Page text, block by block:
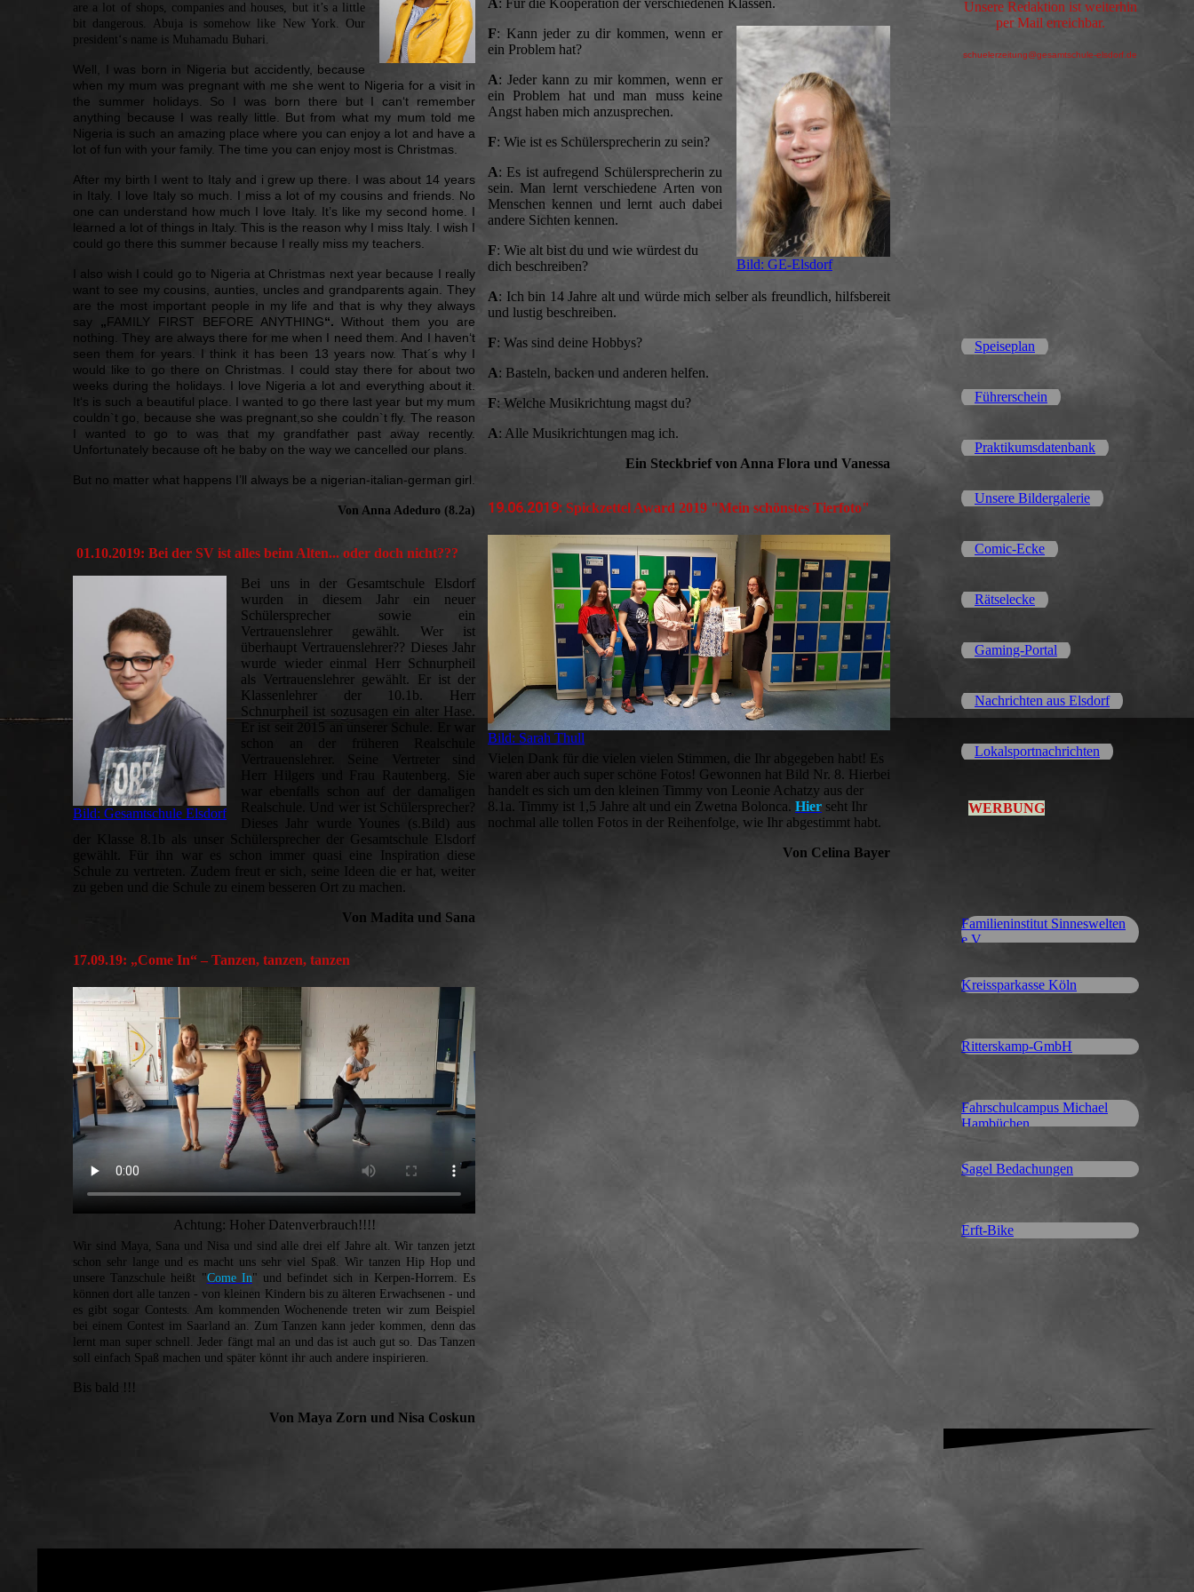
are a lot of shops, companies and houses, but it’s a little
bit dangerous. Abuja is somehow like New York. Our
president‘s name is Muhamadu Buhari.
Well, I was born in Nigeria but accidently, because
when my mum was pregnant with me she went to Nigeria for a visit in
the summer holidays. So I was born there but I can‘t remember
anything because I was really little. But from what my mum told me
Nigeria is such an amazing place where you can enjoy a lot and have a
lot of fun with your family. The time you can enjoy most is Christmas.
After my birth I went to Italy and i grew up there. I was about 14 years
in Italy. I love Italy so much. I miss a lot of my cousins and friends. No
one can understand how much I love Italy. It’s like my second home. I
learned a lot of things in Italy. This is the reason why I miss Italy. I wish I
could go there this summer because I really miss my teachers.
I also wish I could go to Nigeria at Christmas next year because I really
want to see my cousins, aunties, uncles and grandparents again. They
are the most important people in my life and that is why they always
say „FAMILY FIRST BEFORE ANYTHING“.Without them you are
nothing. They are always there for me when I need them. And I haven‘t
seen them for years. I think it has been 13 years now. That´s why I
would like to go there on Christmas. I could stay there for about two
weeks during the holidays. I love Nigeria a lot and everything about it.
It‘s is such a beautiful place. I wanted to go there last year but my mum
couldn`t go, because she was pregnant,so she couldn`t fly. The reason
I wanted to go to was that my grandfather past away recently.
Unfortunately because oft he baby on the way we cancelled our plans.
But no matter what happens I’ll always be a nigerian-italian-german girl.
Von Anna Adeduro (8.2a)
01.10.2019: Bei der SV ist alles beim Alten... oder doch nicht???
Bild: Gesamtschule Elsdorf
Bei uns in der Gesamtschule Elsdorf
wurden in diesem Jahr ein neuer
Schülersprecher sowie ein
Vertrauenslehrer gewählt. Wer ist
überhaupt Vertrauenslehrer?? Dieses Jahr
wurde wieder einmal Herr Schnurpheil
als Vertrauenslehrer gewählt. Er ist der
Klassenlehrer der 10.1b. Herr
Schnurpheil ist sozusagen ein alter Hase.
Er ist seit 2015 an unserer Schule. Er war
schon an der früheren Realschule
Vertrauenslehrer. Seine Vertreter sind
Herr Hilgers und Frau Rautenberg. Sie
war ebenfalls schon auf der damaligen
Realschule. Und wer ist Schülersprecher?
Dieses Jahr wurde Younes (s.Bild) aus
der Klasse 8.1b als unser Schülersprecher der Gesamtschule Elsdorf
gewählt. Für ihn war es schon immer quasi eine Inspiration diese
Schule zu vertreten. Zudem freut er sich, seine Ideen die er hat, weiter
zu geben und die Schule zu einem besseren Ort zu machen.
Von Madita und Sana
17.09.19: „Come In“ – Tanzen, tanzen, tanzen
Achtung: Hoher Datenverbrauch!!!!
Wir sind Maya, Sana und Nisa und sind alle drei elf Jahre alt. Wir tanzen jetzt
schon sehr lange und es macht uns sehr viel Spaß. Wir tanzen Hip Hop und
unsere Tanzschule heißt "Come In" und befindet sich in Kerpen-Horrem. Es
können dort alle tanzen - von kleinen Kindern bis zu älteren Erwachsenen - und
es gibt sogar Contests. Am kommenden Wochenende treten wir zum Beispiel
bei einem Contest im Saarland an. Zum Tanzen kann jeder kommen, denn das
lernt man super schnell. Jeder fängt mal an und das ist auch gut so. Das Tanzen
soll einfach Spaß machen und später könnt ihr auch andere inspirieren.
Bis bald !!!
Von Maya Zorn und Nisa Coskun
A: Für die Kooperation der verschiedenen Klassen.
Bild: GE-Elsdorf
F: Kann jeder zu dir kommen, wenn er
ein Problem hat?
A: Jeder kann zu mir kommen, wenn er
ein Problem hat und man muss keine
Angst haben mich anzusprechen.
F: Wie ist es Schülersprecherin zu sein?
A: Es ist aufregend Schülersprecherin zu
sein. Man lernt verschiedene Arten von
Menschen kennen und lernt auch dabei
andere Sichten kennen.
F: Wie alt bist du und wie würdest du
dich beschreiben?
A: Ich bin 14 Jahre alt und würde mich selber als freundlich, hilfsbereit
und lustig beschreiben.
F: Was sind deine Hobbys?
A: Basteln, backen und anderen helfen.
F: Welche Musikrichtung magst du?
A: Alle Musikrichtungen mag ich.
Ein Steckbrief von Anna Flora und Vanessa
19.06.2019: Spickzettel Award 2019 "Mein schönstes Tierfoto"
Bild: Sarah Thull
Vielen Dank für die vielen vielen Stimmen, die Ihr abgegeben habt! Es
waren aber auch super schöne Fotos! Gewonnen hat Bild Nr. 8. Hierbei
handelt es sich um den kleinen Timmy von Leonie Achatzy aus der
8.1a. Timmy ist 1,5 Jahre alt und ein Zwetna Bolonca. Hier seht Ihr
nochmal alle tollen Fotos in der Reihenfolge, wie Ihr abgestimmt habt.
Von Celina Bayer
Unsere Redaktion ist weiterhin
per Mail erreichbar.
schuelerzeitung@gesamtschule-elsdorf.de
Speiseplan
Führerschein
Praktikumsdatenbank
Unsere Bildergalerie
Comic-Ecke
Rätselecke
Gaming-Portal
Nachrichten aus Elsdorf
Lokalsportnachrichten
WERBUNG
Familieninstitut Sinneswelten
e.V.
Kreissparkasse Köln
Ritterskamp-GmbH
Fahrschulcampus Michael
Hambüchen
Sagel Bedachungen
Erft-Bike